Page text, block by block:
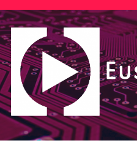
Saltar
al
contenido